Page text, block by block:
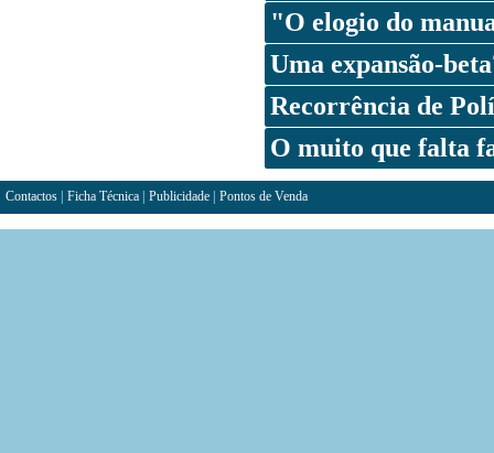
"O elogio do
Uma expansão-
Recorrência de
O muito que falta
Contactos Ficha Técnica Publicidade Pontos de Venda